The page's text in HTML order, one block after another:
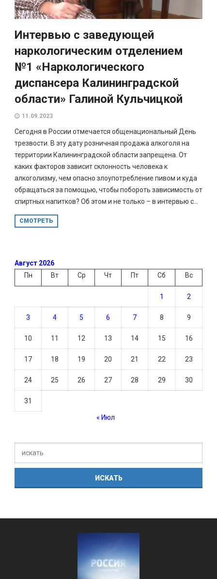
Интервью с заведующей
наркологическим отделением
№1 «Наркологического
диспансера Калининградской
области» Галиной Кульчицкой
11.09.2023
Сегодня в России отмечается общенациональный День
трезвости. В эту дату розничная продажа алкоголя на
территории Калининградской области запрещена. От
каких факторов зависит склонность человека к
алкоголизму, чем опасно злоупотребление пивом и куда
обращаться за помощью, чтобы побороть зависимость от
спиртных напитков? Об этом и не только – в интервью с...
СМОТРЕТЬ
Август 2026
Пн
Вт Ср Чт Пт Сб Вс
1 2
3 4 5 6 7 8 9
10 11 12 13 14 15 16
17 18 19 20 21 22 23
24 25 26 27 28 29 30
31
« Июл